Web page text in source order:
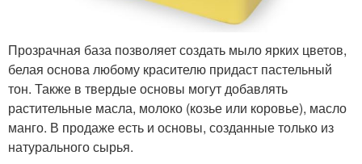
Прозрачная база позволяет создать мыло ярких цветов,
белая основа любому красителю придаст пастельный
тон. Также в твердые основы могут добавлять
растительные масла, молоко (козье или коровье), масло
манго. В продаже есть и основы, созданные только из
натурального сырья.